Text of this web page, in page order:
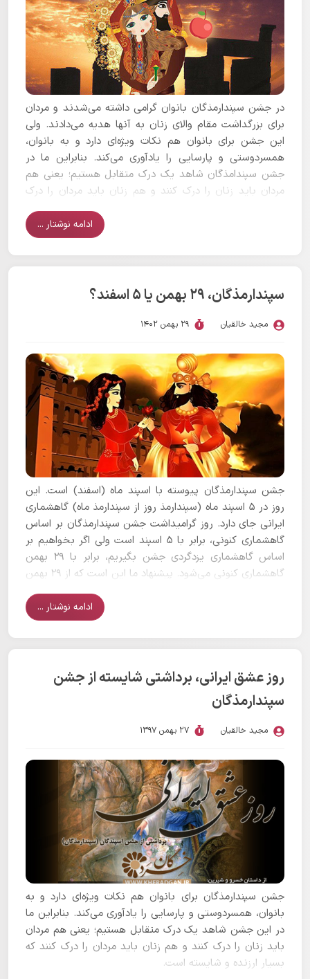
در جشن سپندارمذگان بانوان گرامی داشته می‌شدند و مردان
برای بزرگداشت مقام والای زنان به آنها هدیه می‌دادند. ولی
این جشن برای بانوان هم نکات ویژه‌ای دارد و به بانوان،
همسردوستی و پارسایی را یادآوری می‌کند. بنابراین ما در
جشن سپندامذگان شاهد یک درک متقابل هستیم؛ یعنی هم
مردان باید زنان را درک کنند و هم زنان باید مردان را درک
ادامه نوشتار ...
سپندارمذگان، ۲۹ بهمن یا ۵ اسفند؟
مجید خالقیان 29 بهمن 1402
جشن سپندارمذگان پیوسته با اسپند ماه (اسفند) است. این
روز در ۵ اسپند ماه (سپندارمذ روز از سپندارمذ ماه) گاهشماری
ایرانی جای دارد. روز گرامیداشت جشن سپندارمذگان بر اساس
گاهشماری کنونی، برابر با ۵ اسپند است ولی اگر بخواهیم بر
اساس گاهشماری یزدگردی جشن بگیریم، برابر با ۲۹ بهمن
گاهشماری کنونی می‌شود. پیشنهاد ما این است که از ۲۹ بهمن
تا ۵ اسپند به بهانه سپندارمذگان شاد باشیم. همانند نوروز که
چند روز شاد هستیم. می‌توان هفته دلداگان ایرانی را از ۲۹
ادامه نوشتار ...
روز عشق ایرانی، برداشتی شایسته از جشن
سپندارمذگان
مجید خالقیان 27 بهمن 1397
جشن سپندارمذگان برای بانوان هم نکات ویژه‌ای دارد و به
بانوان، همسردوستی و پارسایی را یادآوری می‌کند. بنابراین ما
در این جشن شاهد یک درک متقابل هستیم؛ یعنی هم مردان
باید زنان را درک کنند و هم زنان باید مردان را درک کنند که
بسیار ارزنده و شایسته است.